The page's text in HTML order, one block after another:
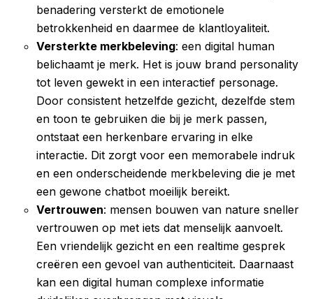
benadering versterkt de emotionele
betrokkenheid en daarmee de klantloyaliteit.
Versterkte merkbeleving: een digital human
belichaamt je merk. Het is jouw brand personality
tot leven gewekt in een interactief personage.
Door consistent hetzelfde gezicht, dezelfde stem
en toon te gebruiken die bij je merk passen,
ontstaat een herkenbare ervaring in elke
interactie. Dit zorgt voor een memorabele indruk
en een onderscheidende merkbeleving die je met
een gewone chatbot moeilijk bereikt.
Vertrouwen: mensen bouwen van nature sneller
vertrouwen op met iets dat menselijk aanvoelt.
Een vriendelijk gezicht en een realtime gesprek
creëren een gevoel van authenticiteit. Daarnaast
kan een digital human complexe informatie